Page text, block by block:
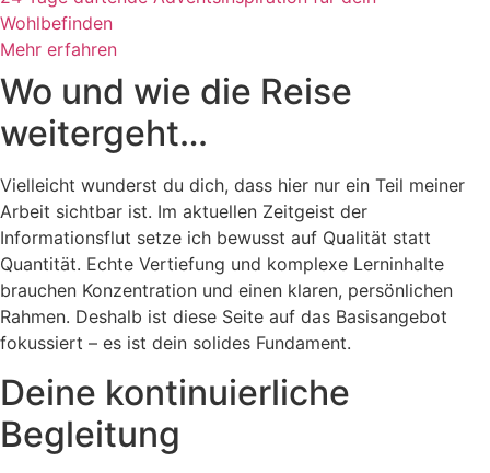
Wohlbefinden
Mehr erfahren
Wo und wie die Reise
weitergeht…
Vielleicht wunderst du dich, dass hier nur ein Teil meiner
Arbeit sichtbar ist. Im aktuellen Zeitgeist der
Informationsflut setze ich bewusst auf Qualität statt
Quantität. Echte Vertiefung und komplexe Lerninhalte
brauchen Konzentration und einen klaren, persönlichen
Rahmen. Deshalb ist diese Seite auf das Basisangebot
fokussiert – es ist dein solides Fundament.
Deine kontinuierliche
Begleitung